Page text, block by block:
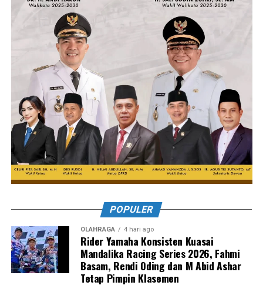
POPULER
OLAHRAGA 4 hari ago
Rider Yamaha Konsisten Kuasai
Mandalika Racing Series 2026, Fahmi
Basam, Rendi Oding dan M Abid Ashar
Tetap Pimpin Klasemen